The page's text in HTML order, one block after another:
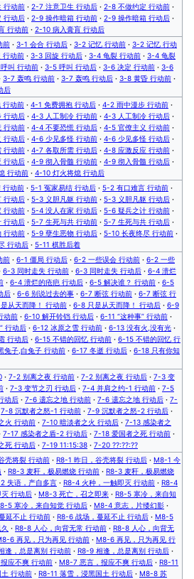
行动前 · 2-7 注意卫生 行动后 · 2-8 不做约定 行动前 ·
行动后 · 2-9 操作暗箱 行动前 · 2-9 操作暗箱 行动后 ·
行动前 · 2-10 病入膏肓 行动后
前 · 3-1 会合 行动后 · 3-2 记忆 行动前 · 3-2 记忆 行动
行动前 · 3-3 回旋 行动后 · 3-4 龟裂 行动前 · 3-4 龟裂
叫 行动前 · 3-5 呼叫 行动后 · 3-6 决定 行动前 · 3-6
3-7 轰鸣 行动前 · 3-7 轰鸣 行动后 · 3-8 黄昏 行动前 ·
后
行动前 · 4-1 免费拥抱 行动后 · 4-2 雨中漫步 行动前 ·
行动后 · 4-3 人工制冷 行动前 · 4-3 人工制冷 行动后 ·
行动前 · 4-4 不要恐慌 行动后 · 4-5 官僚主义 行动前 ·
行动后 · 4-6 少见多怪 行动前 · 4-6 少见多怪 行动后 ·
行动前 · 4-7 各取所需 行动后 · 4-8 应激反应 行动前 ·
行动后 · 4-9 彻入骨髓 行动前 · 4-9 彻入骨髓 行动后 ·
行动前 · 4-10 灯火将熄 行动后
行动前 · 5-1 冤家易结 行动后 · 5-2 有口难言 行动前 ·
行动后 · 5-3 义胆凡躯 行动前 · 5-3 义胆凡躯 行动后 ·
行动前 · 5-4 没人在家 行动后 · 5-6 疑兵之计 行动前 ·
行动后 · 5-7 生死与共 行动前 · 5-7 生死与共 行动后 ·
行动前 · 5-9 孽生恶物 行动后 · 5-10 长夜终尽 行动前 ·
行动后 · 5-11 棋胜后着
前 · 6-1 僵局 行动后 · 6-2 一些误会 行动前 · 6-2 一些
6-3 同时走失 行动前 · 6-3 同时走失 行动后 · 6-4 溃烂
· 6-4 溃烂的疮疤 行动后 · 6-5 解决谁？ 行动前 · 6-5
后 · 6-6 别说过去的事 · 6-7 断弦 行动前 · 6-7 断弦 行
从天而降！ 行动前 · 6-8 只是从天而降！ 行动后 · 6-9
动前 · 6-10 解开铃铛 行动后 · 6-11 “这种事” 行动前 ·
行动后 · 6-12 冰原之雪 行动前 · 6-13 没有火,没有光 ·
行动后 · 6-15 不错的回忆 行动前 · 6-15 不错的回忆 行
兔子,白兔子 行动前 · 6-17 冬逝 行动后 · 6-18 只有你知
· 7-2 别离之夜 行动前 · 7-2 别离之夜 行动后 · 7-3 变
· 7-3 变节之刃 行动后 · 7-4 并肩之约-1 行动前 · 7-5
动后 · 7-6 遗忘之地 行动前 · 7-6 遗忘之地 行动后 · 7-
7-8 沉默者之怒-1 行动前 · 7-9 沉默者之怒-2 行动后 ·
火 行动前 · 7-10 暗淡者之火 行动后 · 7-13 感染者之
7-17 感染者之盾-2 行动后 · 7-18 爱国者之死 行动前 ·
死 行动后 · 7-19 11:15:38 · 7-20 ??:??:??
壳将裂 行动前 · R8-1 昨日，谷壳将裂 行动后 · M8-1 今
· R8-3 麦秆，极易燃烧 行动前 · R8-3 麦秆，极易燃烧
失语，产自多言 · R8-4 火种，一触即灭 行动前 · R8-4
灭 行动后 · M8-3 死亡，召之即来 · R8-5 寒冷，来自知
5 寒冷，来自知觉 行动后 · M8-4 意志，片缕幻影 ·
延不止 行动前 · R8-6 战场，蔓延不止 行动后 · M8-5
· R8-8 人心，向背无常 行动前 · R8-8 人心，向背无
6 再见，只为再见 行动前 · M8-6 再见，只为再见 行
逢，总是离别 行动前 · R8-9 相逢，总是离别 行动后 ·
应不爽 行动前 · M8-7 恶言，报应不爽 行动后 · R8-11
行动前 · R8-11 落雪，浸黑国土 行动后 · M8-8 苏